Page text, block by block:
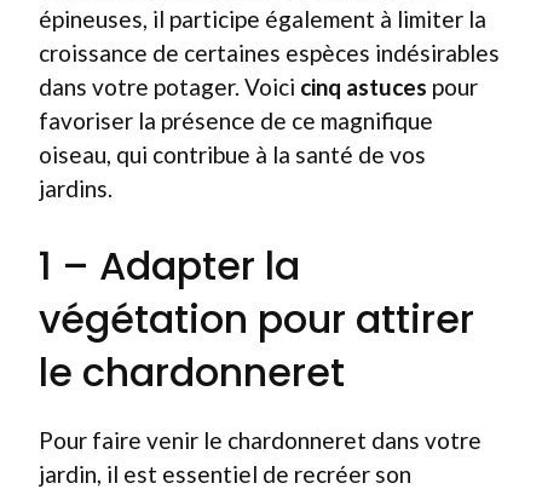
épineuses, il participe également à limiter la
croissance de certaines espèces indésirables
dans votre potager. Voici cinq astuces pour
favoriser la présence de ce magnifique
oiseau, qui contribue à la santé de vos
jardins.
1 – Adapter la
végétation pour attirer
le chardonneret
Pour faire venir le chardonneret dans votre
jardin, il est essentiel de recréer son